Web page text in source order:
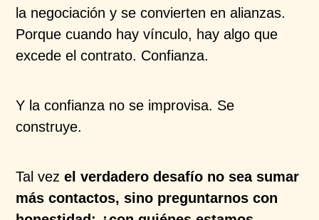
la negociación y se convierten en alianzas.
Porque cuando hay vínculo, hay algo que
excede el contrato. Confianza.
Y la confianza no se improvisa. Se
construye.
Tal vezel verdadero desafío no sea sumar
más contactos, sino preguntarnos con